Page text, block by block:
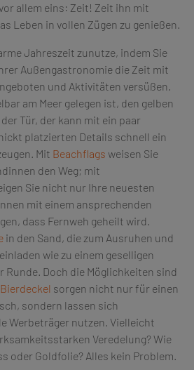
allem eins: Zeit! Zeit ihn mit
Leben in vollen Zügen zu genießen.
Jahreszeit zunutze, indem Sie
Außengastronomie die Zeit mit
und Aktivitäten versüßen.
am Meer gelegen ist, den gelben
Tür, der kann mit ein paar
platzierten Details schnell ein
Mit Beachflags weisen Sie
den Weg; mit
Sie nicht nur Ihre neuesten
mit einem ansprechenden
dass Fernweh geheilt wird.
in den Sand, die zum Ausruhen und
wie zu einem geselligen
Runde. Doch die Möglichkeiten sind
Bierdeckel sorgen nicht nur für einen
sondern lassen sich
Werbeträger nutzen. Vielleicht
Veredelung? Wie
oder Goldfolie? Alles kein Problem.